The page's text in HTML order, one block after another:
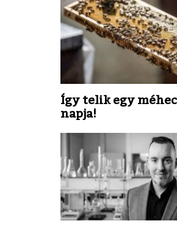
Így telik egy
napja!